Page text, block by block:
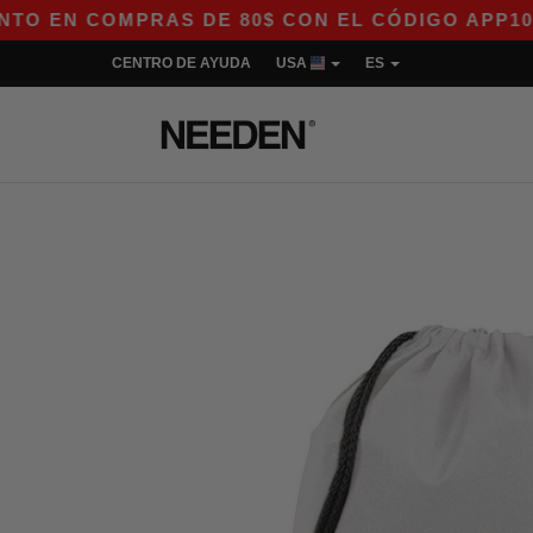
DE 80$ CON EL CÓDIGO APP10 –
CENTRO DE AYUDA USA ES